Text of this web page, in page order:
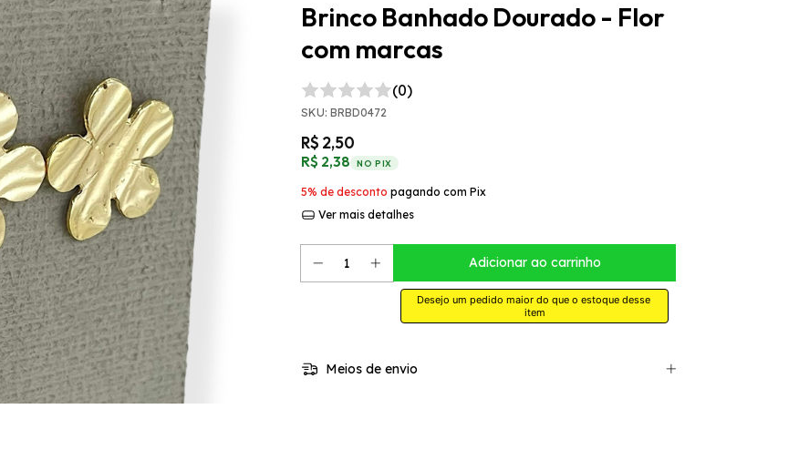
Brinco Banhado Dourado - Flor
com marcas
(0)
SKU: BRBD0472
R$ 2,50
R$ 2,38 NO PIX
5% de desconto pagando com Pix
Ver mais detalhes
Desejo um pedido maior do que o estoque desse
item
Meios de envio